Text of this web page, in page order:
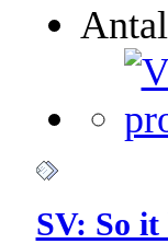
SV: So it